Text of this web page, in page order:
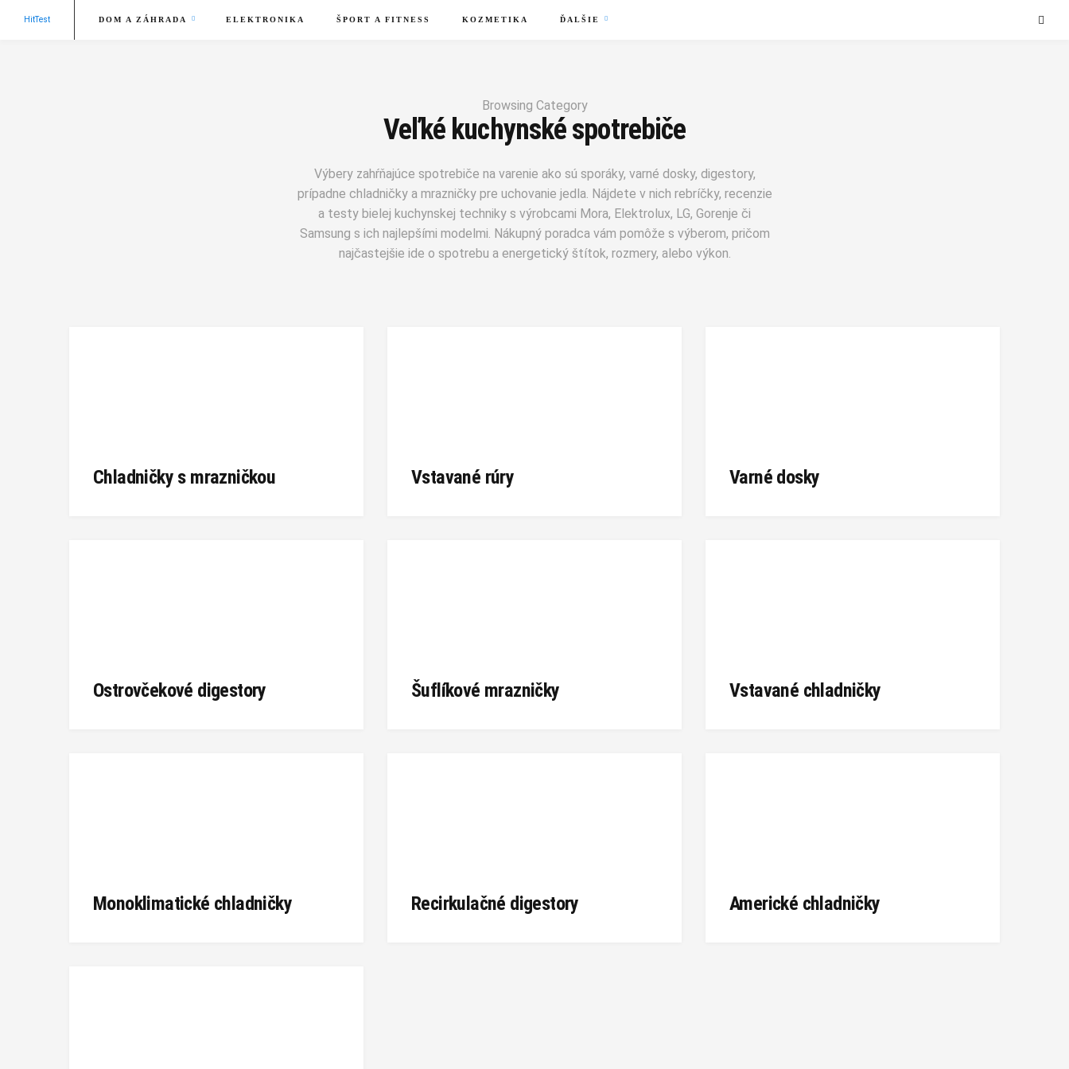
HitTest DOM A ZÁHRADA ELEKTRONIKA ŠPORT A FITNESS KOZMETIKA ĎALŠIE
Browsing Category
Veľké kuchynské spotrebiče
Výbery zahŕňajúce spotrebiče na varenie ako sú sporáky, varné dosky, digestory,
prípadne chladničky a mrazničky pre uchovanie jedla. Nájdete v nich rebríčky, recenzie
a testy bielej kuchynskej techniky s výrobcami Mora, Elektrolux, LG, Gorenje či
Samsung s ich najlepšími modelmi. Nákupný poradca vám pomôže s výberom, pričom
najčastejšie ide o spotrebu a energetický štítok, rozmery, alebo výkon.
Chladničky s mrazničkou Vstavané rúry Varné dosky
Ostrovčekové digestory Šuflíkové mrazničky Vstavané chladničky
Monoklimatické chladničky Recirkulačné digestory Americké chladničky